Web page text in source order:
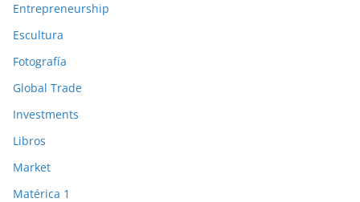
Entrepreneurship
Escultura
Fotografía
Global Trade
Investments
Libros
Market
Matérica 1